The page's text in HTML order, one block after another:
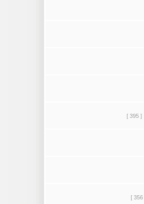
[ 395 ]